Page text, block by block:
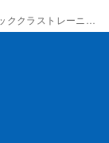
トレーニングレポート